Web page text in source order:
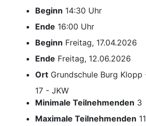
Beginn 14:30 Uhr
Ende 16:00 Uhr
Beginn Freitag, 17.04.2026
Ende Freitag, 12.06.2026
Ort Grundschule Burg Klopp
17 - JKW
Minimale Teilnehmenden 3
Maximale Teilnehmenden 11